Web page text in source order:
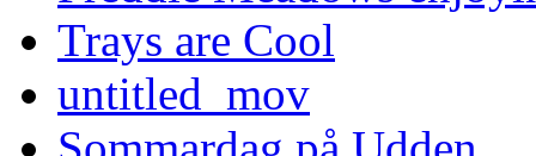
Trays are Cool
untitled_mov